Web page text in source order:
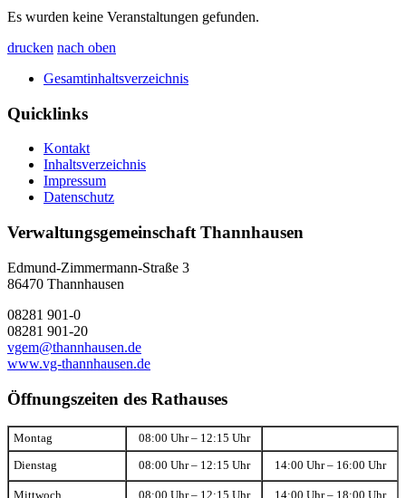
Es wurden keine Veranstaltungen gefunden.
drucken nach oben
Gesamtinhaltsverzeichnis
Quicklinks
Kontakt
Inhaltsverzeichnis
Impressum
Datenschutz
Verwaltungsgemeinschaft Thannhausen
Edmund-Zimmermann-Straße 3
86470 Thannhausen
08281 901-0
08281 901-20
vgem@thannhausen.de
www.vg-thannhausen.de
Öffnungszeiten des Rathauses
Montag 08:00 Uhr – 12:15 Uhr
Dienstag 08:00 Uhr – 12:15 Uhr 14:00 Uhr – 16:00 Uhr